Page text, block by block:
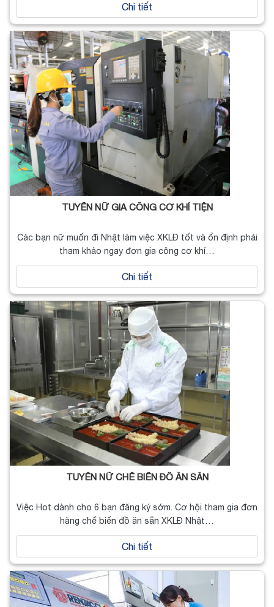
Chi tiết
TUYỂN NỮ GIA CÔNG CƠ KHÍ TIỆN
Các bạn nữ muốn đi Nhật làm việc XKLĐ tốt và ổn định phải
tham khảo ngay đơn gia công cơ khí…
Chi tiết
TUYỂN NỮ CHẾ BIẾN ĐỒ ĂN SẴN
Việc Hot dành cho 6 bạn đăng ký sớm. Cơ hội tham gia đơn
hàng chế biến đồ ăn sẵn XKLĐ Nhật…
Chi tiết